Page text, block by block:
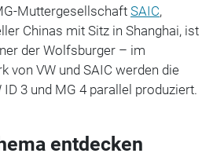
Muttergesellschaft SAIC,
Chinas mit Sitz in Shanghai, ist
der Wolfsburger – im
von VW und SAIC werden die
3 und MG 4 parallel produziert.
entdecken